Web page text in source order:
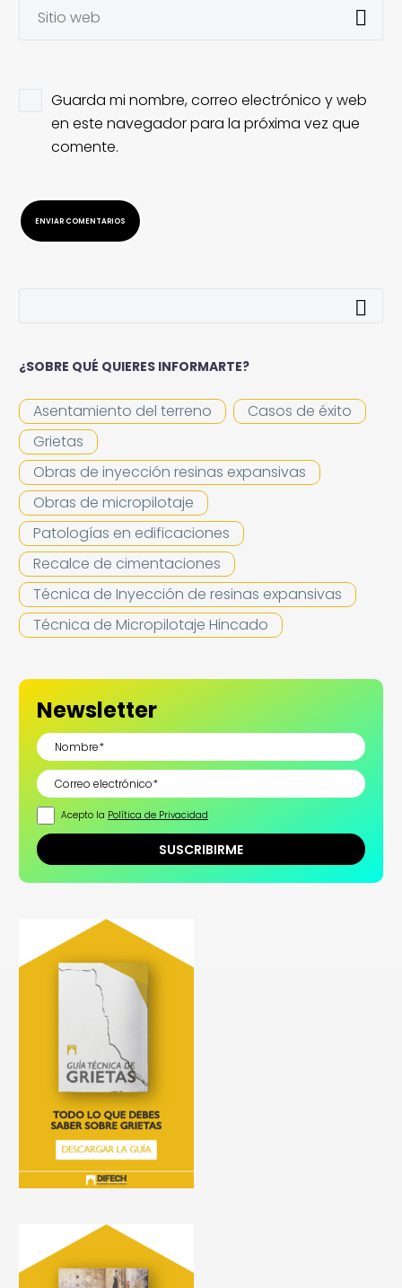
Guarda mi nombre, correo electrónico y web
en este navegador para la próxima vez que
comente.
ENVIAR COMENTARIOS
¿SOBRE QUÉ QUIERES INFORMARTE?
Asentamiento del terreno
Casos de éxito
Grietas
Obras de inyección resinas expansivas
Obras de micropilotaje
Patologías en edificaciones
Recalce de cimentaciones
Técnica de Inyección de resinas expansivas
Técnica de Micropilotaje Hincado
Newsletter
Acepto la Política de Privacidad